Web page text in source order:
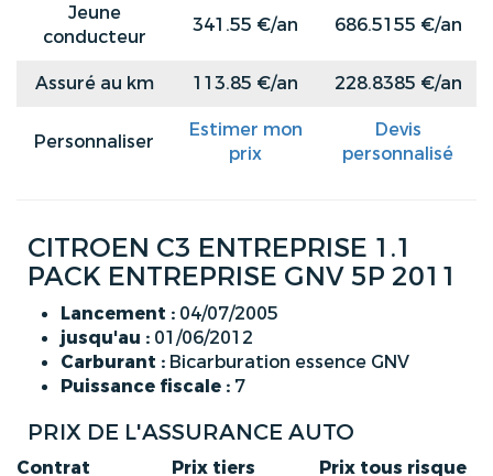
Jeune
conducteur
341.55 €/an 686.5155 €/an
Assuré au km 113.85 €/an 228.8385 €/an
Personnaliser
Estimer mon
prix
Devis
personnalisé
CITROEN C3 ENTREPRISE 1.1
PACK ENTREPRISE GNV 5P 2011
Lancement : 04/07/2005
jusqu'au : 01/06/2012
Carburant : Bicarburation essence GNV
Puissance fiscale : 7
PRIX DE L'ASSURANCE AUTO
Contrat Prix tiers
Prix tous risque